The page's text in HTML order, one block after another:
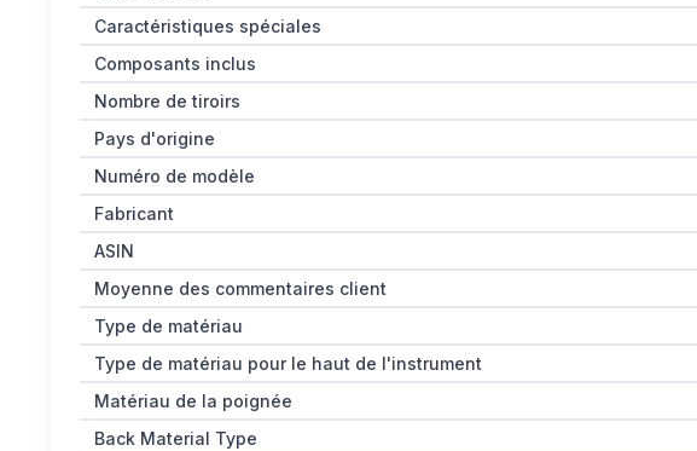
Caractéristiques spéciales
Composants inclus
Nombre de tiroirs
Pays d'origine
Numéro de modèle
Fabricant
ASIN
Moyenne des commentaires client
Type de matériau
Type de matériau pour le haut de l'instrument
Matériau de la poignée
Back Material Type